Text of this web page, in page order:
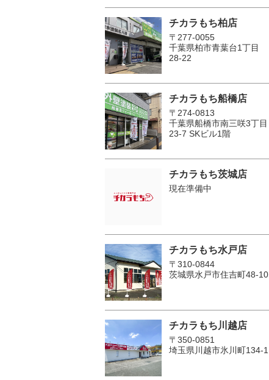
チカラもち柏店
〒277-0055
千葉県柏市青葉台1丁目
28-22
チカラもち船橋店
〒274-0813
千葉県船橋市南三咲3丁目
23-7 SKビル1階
チカラもち茨城店
現在準備中
チカラもち水戸店
〒310-0844
茨城県水戸市住吉町48-10
チカラもち川越店
〒350-0851
埼玉県川越市氷川町134-1